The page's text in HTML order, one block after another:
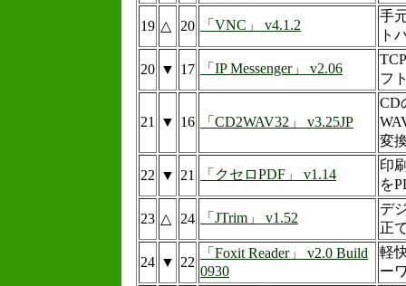
19 △ 20 「VNC」 v4.1.2
手
ト
20 ▼ 17 「IP Messenger」 v2.06
フ
21 ▼ 16 「CD2WAV32」 v3.25JP
CD
変
22 ▼ 21 「クセロPDF」 v1.14
印
を
23 △ 24 「JTrim」 v1.52
デ
正
24 ▼ 22
「Foxit Reader」 v2.0 Build
0930
軽
ー